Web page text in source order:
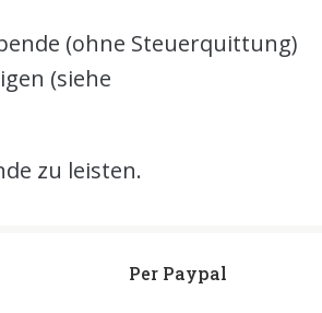
(ohne Steuerquittung)
(siehe
zu leisten.
Per Paypal